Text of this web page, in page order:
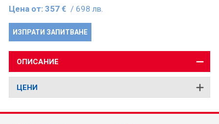
Цена от: 357 € / 698 лв.
ИЗПРАТИ ЗАПИТВАНЕ
ОПИСАНИЕ
ЦЕНИ